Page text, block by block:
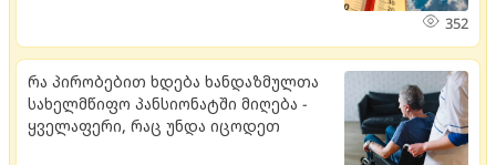
352
რა პირობებით ხდება ხანდაზმულთა
სახელმწიფო პანსიონატში მიღება -
ყველაფერი, რაც უნდა იცოდეთ